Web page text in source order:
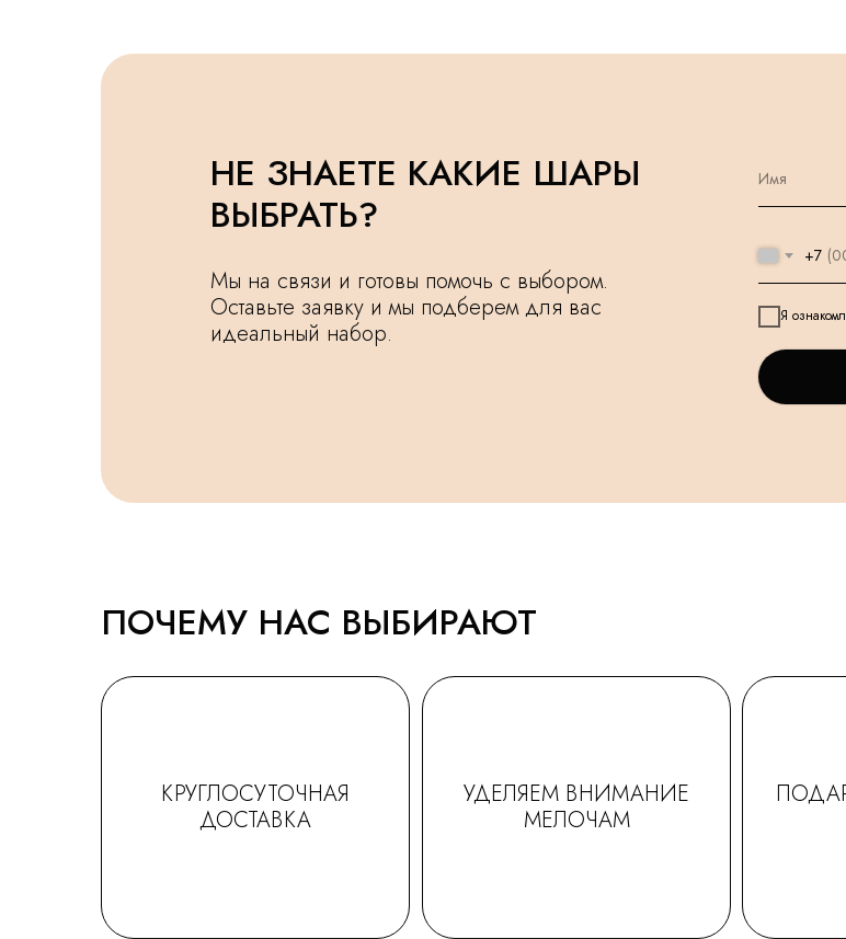
НЕ ЗНАЕТЕ КАКИЕ ШАРЫ
ВЫБРАТЬ?
Мы на связи и готовы помочь с выбором.
Оставьте заявку и мы подберем для вас
идеальный набор.
+7
Я
ПОЧЕМУ НАС ВЫБИРАЮТ
КРУГЛОСУТОЧНАЯ
ДОСТАВКА
УДЕЛЯЕМ ВНИМАНИЕ
МЕЛОЧАМ